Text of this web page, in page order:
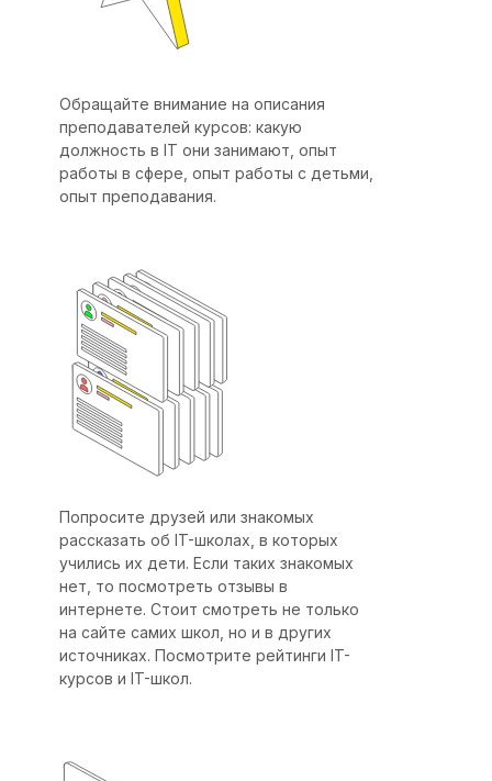
Обращайте внимание на описания
преподавателей курсов: какую
должность в IT они занимают, опыт
работы в сфере, опыт работы с детьми,
опыт преподавания.
Попросите друзей или знакомых
рассказать об IT-школах, в которых
учились их дети. Если таких знакомых
нет, то посмотреть отзывы в
интернете. Стоит смотреть не только
на сайте самих школ, но и в других
источниках. Посмотрите рейтинги IT-
курсов и IT-школ.